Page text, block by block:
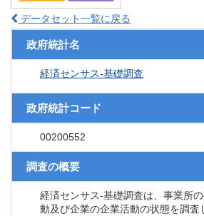
データセット一覧に戻る
政府統計名
経済センサス‐基礎調査
政府統計コード
00200552
調査の概要
経済センサス‐基礎調査は、事業所
動及び企業の企業活動の状態を調査